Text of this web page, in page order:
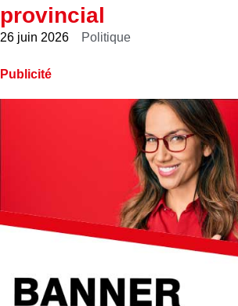
provincial
26 juin 2026 Politique
Publicité